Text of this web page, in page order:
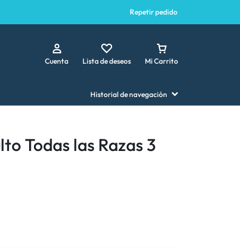
Repetir pedido
Cuenta Lista de deseos Mi Carrito
Historial de navegación
Todas las Razas 3